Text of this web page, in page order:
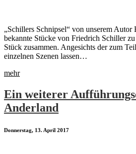
„Schillers Schnipsel“ von unserem Autor
bekannte Stücke von Friedrich Schiller zu
Stück zusammen. Angesichts der zum
einzelnen Szenen lassen…
mehr
Ein weiterer
Anderland
Donnerstag, 13. April 2017